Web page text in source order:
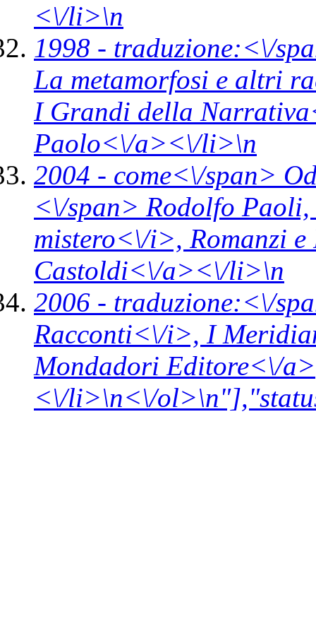
<\/li>\n
1998 - traduzione:<\/
La metamorfosi e altri
I Grandi della
Paolo<\/a><\/li>\n
2004 - come<\/span>
<\/span> Rodolfo Paoli,
mistero<\/i>, Romanzi
Castoldi<\/a><\/li>\n
2006 - traduzione:<\/
Racconti<\/i>, I
Mondadori Editore<\/a>
<\/li>\n<\/